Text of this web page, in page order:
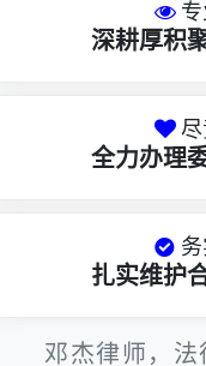
深耕厚积
全力办理
扎实维护
邓杰律师，